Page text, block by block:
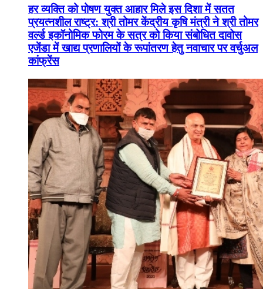
हर व्यक्ति को पोषण युक्त आहार मिले इस दिशा में सतत
प्रयत्नशील राष्ट्र: श्री तोमर केंद्रीय कृषि मंत्री ने श्री तोमर
वर्ल्ड इकॉनोमिक फोरम के सत्र को किया संबोधित दावोस
एजेंडा में खाद्य प्रणालियों के रूपांतरण हेतु नवाचार पर वर्चुअल
कांफ्रेंस